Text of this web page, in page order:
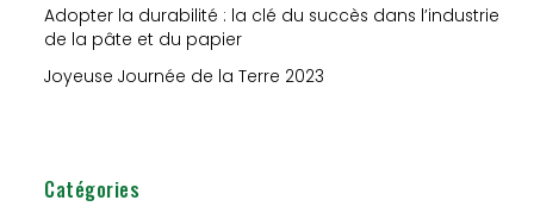
Adopter la durabilité : la clé du succès dans l’industrie
de la pâte et du papier
Joyeuse Journée de la Terre 2023
Catégories